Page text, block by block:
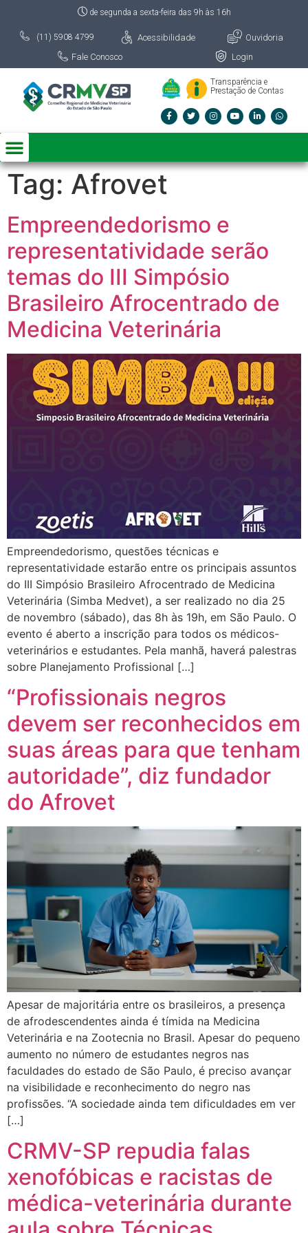
de segunda a sexta-feira das 9h às 16h
(11) 5908 4799 Acessibilidade
Ouvidoria
Fale Conosco
Login
Transparência e
Prestação de Contas
Tag: Afrovet
Empreendedorismo e
representatividade serão
temas do III Simpósio
Brasileiro Afrocentrado de
Medicina Veterinária
Empreendedorismo, questões técnicas e
representatividade estarão entre os principais assuntos
do III Simpósio Brasileiro Afrocentrado de Medicina
Veterinária (Simba Medvet), a ser realizado no dia 25
de novembro (sábado), das 8h às 19h, em São Paulo. O
evento é aberto a inscrição para todos os médicos-
veterinários e estudantes. Pela manhã, haverá palestras
sobre Planejamento Profissional […]
“Profissionais negros
devem ser reconhecidos em
suas áreas para que tenham
autoridade”, diz fundador
do Afrovet
Apesar de majoritária entre os brasileiros, a presença
de afrodescendentes ainda é tímida na Medicina
Veterinária e na Zootecnia no Brasil. Apesar do pequeno
aumento no número de estudantes negros nas
faculdades do estado de São Paulo, é preciso avançar
na visibilidade e reconhecimento do negro nas
profissões. “A sociedade ainda tem dificuldades em ver
[…]
CRMV-SP repudia falas
xenofóbicas e racistas de
médica-veterinária durante